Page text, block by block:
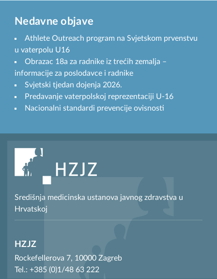
Nedavne objave
Athlete Outreach program na Svjetskom prvenstvu
u vaterpolu U16
Obrazac 18a za radnike iz trećih zemalja –
informacije za poslodavce i radnike
Svjetski tjedan dojenja 2026.
Predavanje vaterpolskoj reprezentaciji U-16
Nacionalni standardi prevencije ovisnosti
Središnja medicinska ustanova javnog zdravstva u
Hrvatskoj
HZJZ
Rockefellerova 7, 10000 Zagreb
Tel.: +385 (0)1/48 63 222